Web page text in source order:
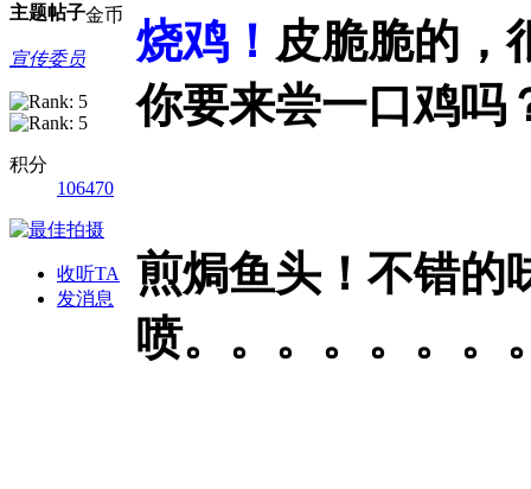
主题帖子金币
宣传委员
积分
106470
收听TA
发消息
烧鸡！ 皮脆脆的，
你要来尝一口鸡吗
煎焗鱼头！不错的
喷。。。。。。。